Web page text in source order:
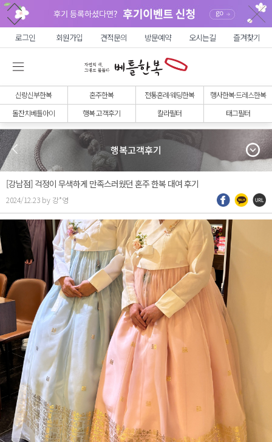
로그인 회원가입 견적문의 방문예약 오시는길 즐겨찾기
신랑신부한복 혼주한복 전통혼례·웨딩한복
행사한복·드레스한복
돌잔치베틀아이
행복 고객후기 칼라필터 태그필터
행복고객후기
[강남점] 걱정이 무색하게 만족스러웠던 혼주 한복 대여 후기
2024/12.23 by 강*영